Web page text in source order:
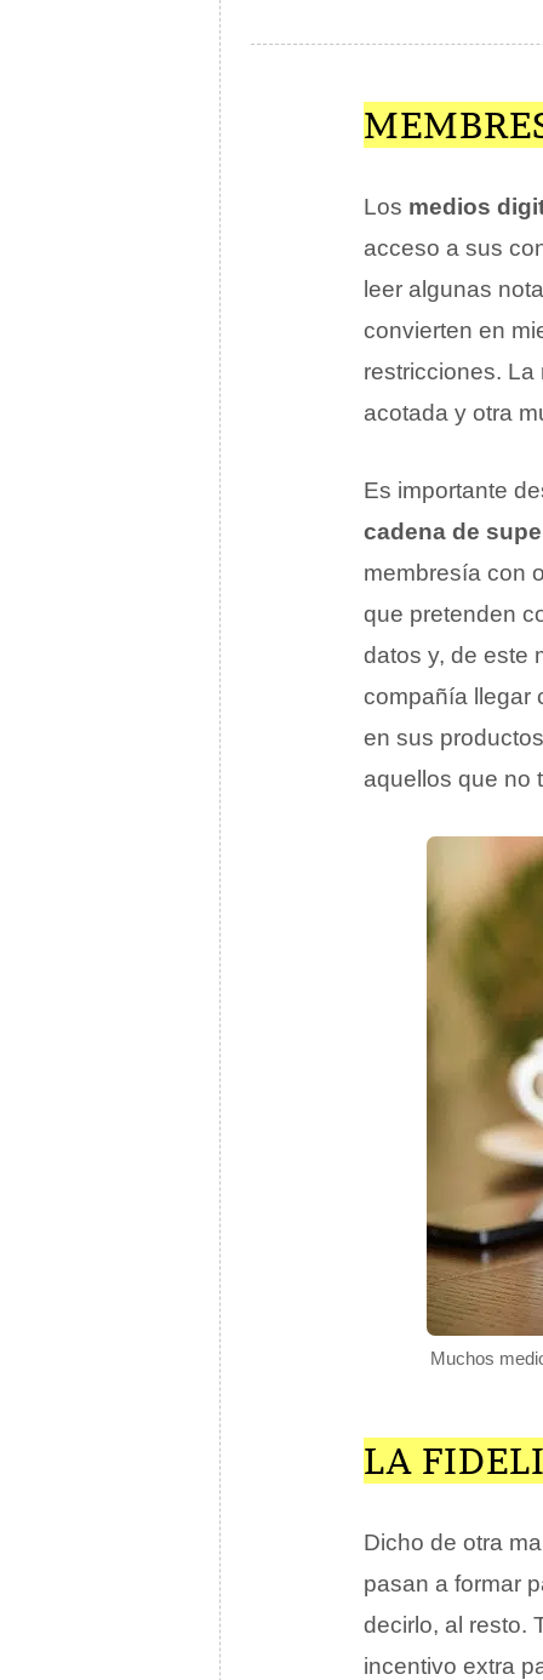
Los medios
acceso a sus
leer algunas
convierten en
restricciones.
acotada y otra
Es importante
cadena de
membresía con
que pretenden
datos y, de este
compañía llegar
en sus
aquellos que no
Muchos
LA
Dicho de otra
pasan a formar
decirlo, al resto.
incentivo extra